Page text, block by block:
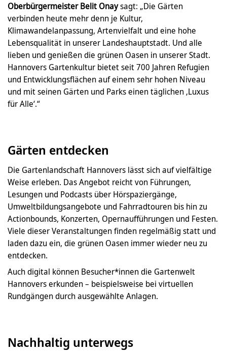
Oberbürgermeister Belit Onaysagt: „Die Gärten
verbinden heute mehr denn je Kultur,
Klimawandelanpassung, Artenvielfalt und eine hohe
Lebensqualität in unserer Landeshauptstadt. Und alle
lieben und genießen die grünen Oasen in unserer Stadt.
Hannovers Gartenkultur bietet seit 700 Jahren Refugien
und Entwicklungsflächen auf einem sehr hohen Niveau
und mit seinen Gärten und Parks einen täglichen ‚Luxus
für Alle‘.“
Gärten entdecken
Die Gartenlandschaft Hannovers lässt sich auf vielfältige
Weise erleben. Das Angebot reicht von Führungen,
Lesungen und Podcasts über Hörspaziergänge,
Umweltbildungsangebote und Fahrradtouren bis hin zu
Actionbounds, Konzerten, Opernaufführungen und Festen.
Viele dieser Veranstaltungen finden regelmäßig statt und
laden dazu ein, die grünen Oasen immer wieder neu zu
entdecken.
Auch digital können Besucher*innen die Gartenwelt
Hannovers erkunden – beispielsweise bei virtuellen
Rundgängen durch ausgewählte Anlagen.
Nachhaltig unterwegs